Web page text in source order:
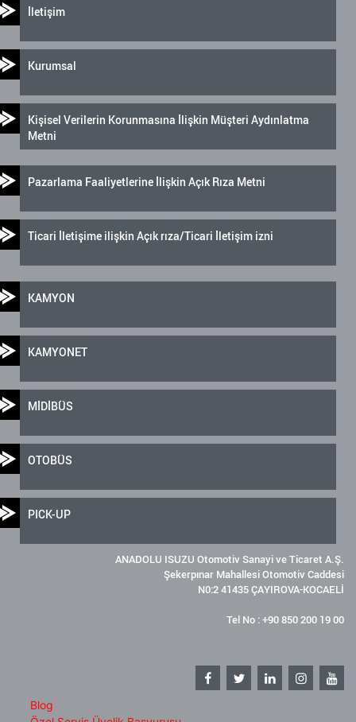
İletişim
Kurumsal
Kişisel Verilerin Korunmasına İlişkin Müşteri Aydınlatma
Metni
Pazarlama Faaliyetlerine İlişkin Açık Rıza Metni
Ticari İletişime ilişkin Açık rıza/Ticari İletişim izni
KAMYON
KAMYONET
MİDİBÜS
OTOBÜS
PICK-UP
ANADOLU ISUZU Otomotiv Sanayi ve Ticaret A.Ş.
Şekerpınar Mahallesi Otomotiv Caddesi
N0:2 41435 ÇAYIROVA-KOCAELİ
Tel No : +90 850 200 19 00
Blog